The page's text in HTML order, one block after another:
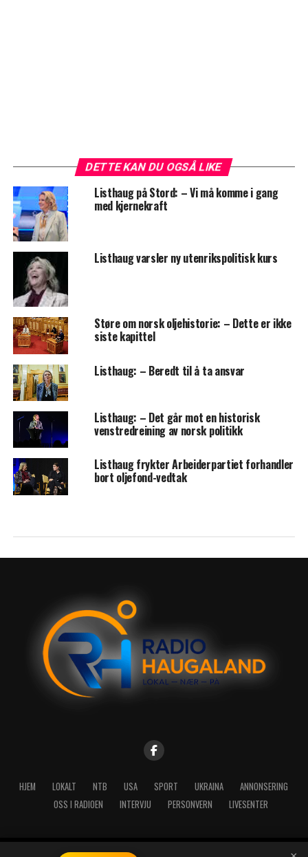
DETTE KAN DU OGSÅ LIKE
Listhaug på Stord: – Vi må komme i gang
med kjernekraft
Listhaug varsler ny utenrikspolitisk kurs
Støre om norsk oljehistorie: – Dette er ikke
siste kapittel
Listhaug: – Beredt til å ta ansvar
Listhaug: – Det går mot en historisk
venstredreining av norsk politikk
Listhaug frykter Arbeiderpartiet forhandler
bort oljefond-vedtak
HJEM LOKALT NTB USA SPORT UKRAINA
ANNONSERING
OSS I RADIOEN
INTERVJU PERSONVERN LIVESENTER